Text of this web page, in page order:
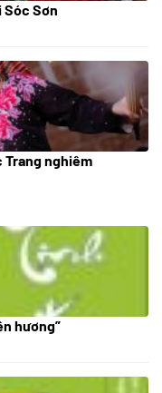
Sóc Sơn
Trang nghiêm
hương”